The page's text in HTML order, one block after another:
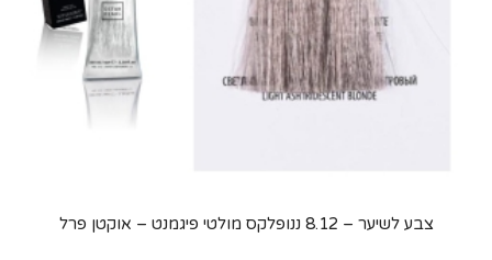
צבע לשיער – 8.12 ננופלקס מולטי פיגמנט – אוקטן פרל